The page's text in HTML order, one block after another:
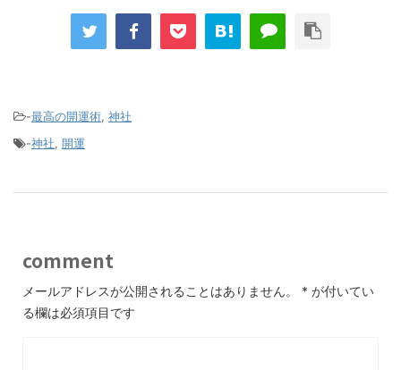
-最高の開運術, 神社
-神社, 開運
comment
メールアドレスが公開されることはありません。 * が付いてい
る欄は必須項目です